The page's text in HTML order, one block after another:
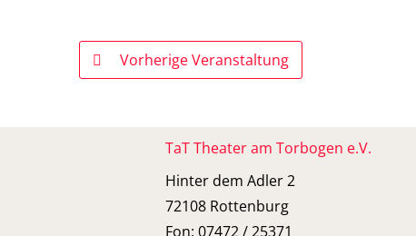
Vorherige Veranstaltung
TaT Theater am Torbogen e.V.
Hinter dem Adler 2
72108 Rottenburg
Fon: 07472 / 25371